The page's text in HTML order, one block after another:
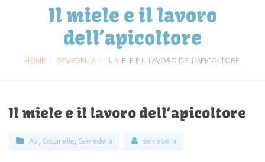
Il miele e il lavoro
dell’apicoltore
HOME SEMEDELLA IL MIELE E IL LAVORO DELL’APICOLTORE
Il miele e il lavoro dell’apicoltore
Api, Coccinelle, Semedella semedella